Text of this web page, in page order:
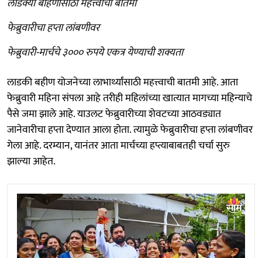
फेब्रुवारीचा हप्ता लांबणीवर
फेब्रुवारी-मार्चचे ३००० रुपये एकत्र येण्याची शक्यता
लाडकी बहीण योजनेच्या लाभार्थ्यांसाठी महत्त्वाची बातमी आहे. आता
फेब्रुवारी महिना संपला आहे तरीही महिलांच्या खात्यात मागच्या महिन्याचे
पैसे जमा झाले आहे. याउलट फेब्रुवारीच्या शेवटच्या आठवड्यात
जानेवारीचा हप्ता देण्यात आला होता. त्यामुळे फेब्रुवारीचा हप्ता लांबणीवर
गेला आहे. दरम्यान, यानंतर आता मार्चच्या हप्त्याबाबतही चर्चा सुरु
झाल्या आहेत.